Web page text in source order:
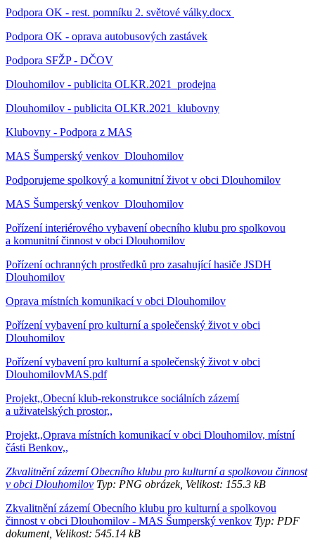
Podpora OK - rest. pomníku 2. světové války.docx
Podpora OK - oprava autobusových zastávek
Podpora SFŽP - DČOV
Dlouhomilov - publicita OLKR.2021_prodejna
Dlouhomilov - publicita OLKR.2021_klubovny
Klubovny - Podpora z MAS
MAS Šumperský venkov_Dlouhomilov
Podporujeme spolkový a komunitní život v obci Dlouhomilov
MAS Šumperský venkov_Dlouhomilov
Pořízení interiérového vybavení obecního klubu pro spolkovou
a komunitní činnost v obci Dlouhomilov
Pořízení ochranných prostředků pro zasahující hasiče JSDH
Dlouhomilov
Oprava místních komunikací v obci Dlouhomilov
Pořízení vybavení pro kulturní a společenský život v obci
Dlouhomilov
Pořízení vybavení pro kulturní a společenský život v obci
DlouhomilovMAS.pdf
Projekt,,Obecní klub-rekonstrukce sociálních zázemí
a uživatelských prostor,,
Projekt,,Oprava místních komunikací v obci Dlouhomilov, místní
části Benkov,,
Zkvalitnění zázemí Obecního klubu pro kulturní a spolkovou činnost
v obci Dlouhomilov Typ: PNG obrázek, Velikost: 155.3 kB
Zkvalitnění zázemí Obecního klubu pro kulturní a spolkovou
činnost v obci Dlouhomilov - MAS Šumperský venkov Typ: PDF
dokument, Velikost: 545.14 kB